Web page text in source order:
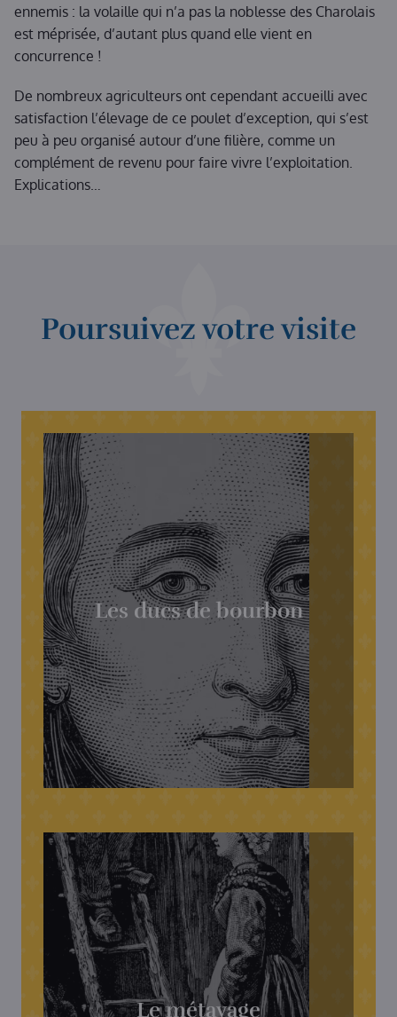
ennemis : la volaille qui n’a pas la noblesse des Charolais
est méprisée, d’autant plus quand elle vient en
concurrence !
De nombreux agriculteurs ont cependant accueilli avec
satisfaction l’élevage de ce poulet d’exception, qui s’est
peu à peu organisé autour d’une filière, comme un
complément de revenu pour faire vivre l’exploitation.
Explications…
Poursuivez votre visite
Les ducs de bourbon
Le métayage